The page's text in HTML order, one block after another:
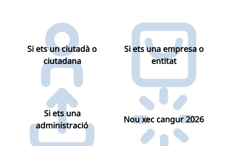
Si ets un ciutadà o
ciutadana
Si ets una empresa o
entitat
Si ets una
administració
Nou xec cangur 2026